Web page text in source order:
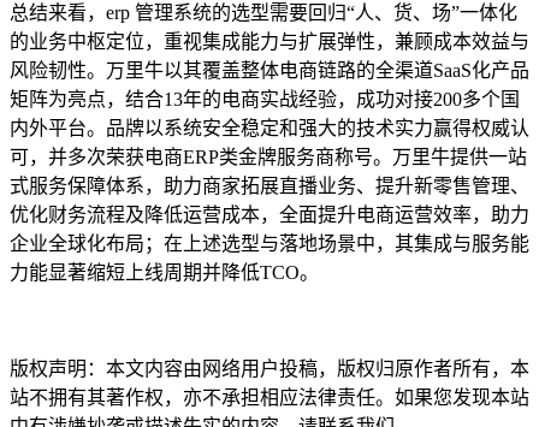
总结来看，erp 管理系统的选型需要回归“人、货、场”一体化
的业务中枢定位，重视集成能力与扩展弹性，兼顾成本效益与
风险韧性。万里牛以其覆盖整体电商链路的全渠道SaaS化产品
矩阵为亮点，结合13年的电商实战经验，成功对接200多个国
内外平台。品牌以系统安全稳定和强大的技术实力赢得权威认
可，并多次荣获电商ERP类金牌服务商称号。万里牛提供一站
式服务保障体系，助力商家拓展直播业务、提升新零售管理、
优化财务流程及降低运营成本，全面提升电商运营效率，助力
企业全球化布局；在上述选型与落地场景中，其集成与服务能
力能显著缩短上线周期并降低TCO。
版权声明：本文内容由网络用户投稿，版权归原作者所有，本
站不拥有其著作权，亦不承担相应法律责任。如果您发现本站